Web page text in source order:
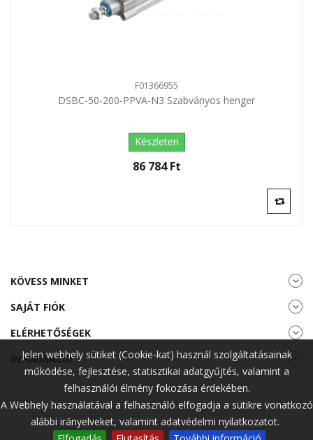
F01366955
DSBC-50-200-PPVA-N3 Szabványos henger
Készleten
86 784 Ft‎
KÖVESS MINKET
SAJÁT FIÓK
ELÉRHETŐSÉGEK
INFORMÁCIÓ
Jelen webhely sütiket (Cookie-kat) használ szolgáltatásainak
működése, fejlesztése, statisztikai adatgyűjtés, valamint a
felhasználói élmény fokozása érdekében.
A Webhely használatával a felhasználó elfogadja a sütikre vonatkozó
alábbi irányelveket, valamint adatvédelmi nyilatkozatot.